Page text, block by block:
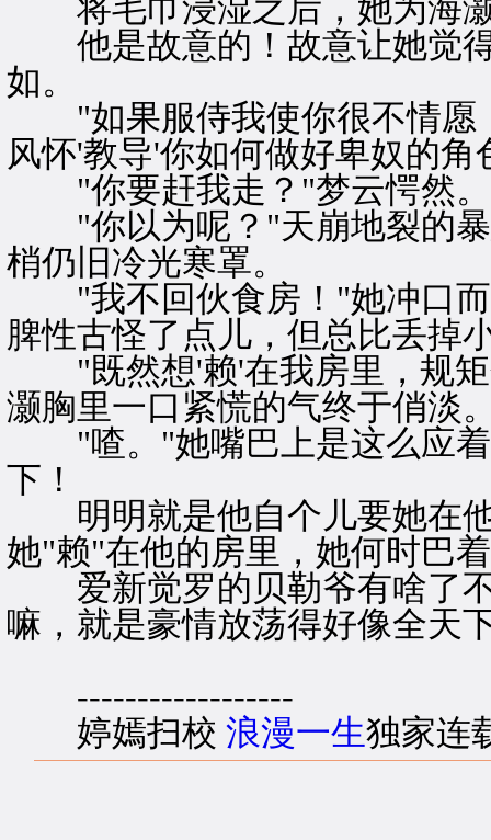
将毛巾浸湿之后，她为海
他是故意的！故意让她觉得
如。
"如果服侍我使你很不情愿
风怀'教导'你如何做好卑奴的角
"你要赶我走？"梦云愕然。
"你以为呢？"天崩地裂的暴
梢仍旧冷光寒罩。
"我不回伙食房！"她冲口而
脾性古怪了点儿，但总比丢掉
"既然想'赖'在我房里，规矩
灏胸里一口紧慌的气终于俏淡
"喳。"她嘴巴上是这么应着
下！
明明就是他自个儿要她在他
她"赖"在他的房里，她何时巴
爱新觉罗的贝勒爷有啥了不
嘛，就是豪情放荡得好像全天
------------------
婷嫣扫校 浪漫一生独家连